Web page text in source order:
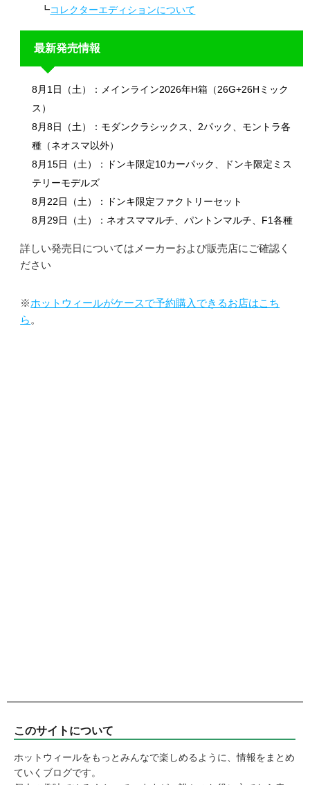
コレクターエディションについて
最新発売情報
8月1日（土）：メインライン2026年H箱（26G+26Hミック
ス）
8月8日（土）：モダンクラシックス、2パック、モントラ各
種（ネオスマ以外）
8月15日（土）：ドンキ限定10カーパック、ドンキ限定ミス
テリーモデルズ
8月22日（土）：ドンキ限定ファクトリーセット
8月29日（土）：ネオスママルチ、パントンマルチ、F1各種
詳しい発売日についてはメーカーおよび販売店にご確認く
ださい
※ホットウィールがケースで予約購入できるお店はこち
ら 。
このサイトについて
ホットウィールをもっとみんなで楽しめるように、情報をまとめ
ていくブログです。